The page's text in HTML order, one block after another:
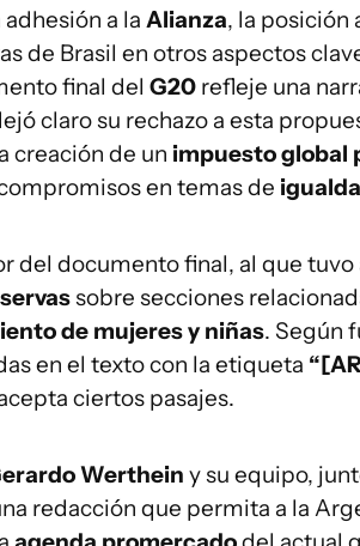
a la Alianza, la posición
de Brasil en otros aspectos
final del G20 refleje una
claro su rechazo a esta
creación de un impuesto global
en temas de
del documento final, al que tuvo
sobre secciones
de mujeres y niñas. Según
en el texto con la etiqueta
ciertos pasajes.
Werthein y su equipo,
redacción que permita a la